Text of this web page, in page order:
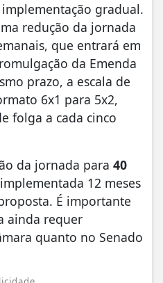
gradual.
redução da jornada
que entrará em
da Emenda
prazo, a escala de
6x1 para 5x2,
folga a cada cinco
da jornada para 40
12 meses
É importante
ainda requer
quanto no Senado